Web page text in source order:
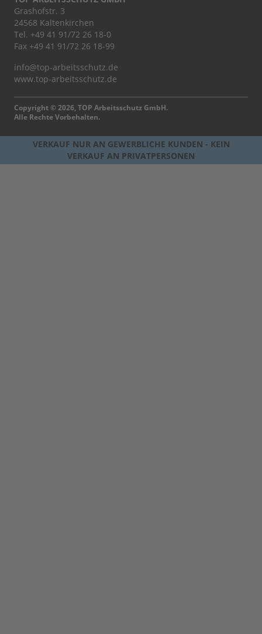
Grashofstr. 3
24568 Kaltenkirchen
Tel. +49 41 91/72 26 18-0
Fax +49 41 91/72 26 18-99
info@top-arbeitsschutz.de
www.top-arbeitsschutz.de
Copyright © 2026, TOP Arbeitsschutz GmbH.
Alle Rechte Vorbehalten.
VERKAUF NUR AN GEWERBLICHE KUNDEN - KEIN
VERKAUF AN PRIVATPERSONEN